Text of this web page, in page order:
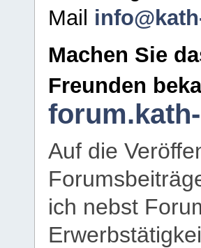
Mail
Machen Sie
Freunden
Auf die
ich nebst